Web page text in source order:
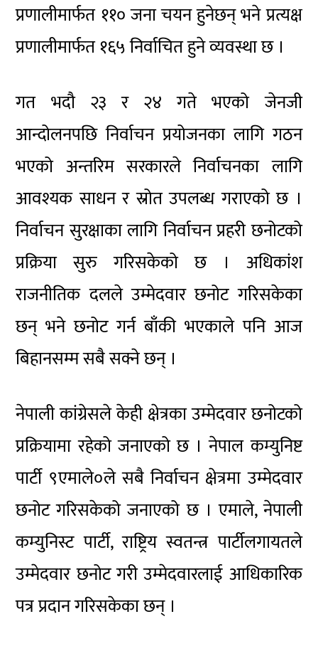
प्रणालीमार्फत ११० जना चयन हुनेछन् भने प्रत्यक्ष
प्रणालीमार्फत १६५ निर्वाचित हुने व्यवस्था छ ।
गत भदौ २३ र २४ गते भएको जेनजी
आन्दोलनपछि निर्वाचन प्रयोजनका लागि गठन
भएको अन्तरिम सरकारले निर्वाचनका लागि
आवश्यक साधन र स्रोत उपलब्ध गराएको छ ।
निर्वाचन सुरक्षाका लागि निर्वाचन प्रहरी छनोटको
प्रक्रिया सुरु गरिसकेको छ । अधिकांश
राजनीतिक दलले उम्मेदवार छनोट गरिसकेका
छन् भने छनोट गर्न बाँकी भएकाले पनि आज
बिहानसम्म सबै सक्ने छन् ।
नेपाली कांग्रेसले केही क्षेत्रका उम्मेदवार छनोटको
प्रक्रियामा रहेको जनाएको छ । नेपाल कम्युनिष्ट
पार्टी ९एमाले०ले सबै निर्वाचन क्षेत्रमा उम्मेदवार
छनोट गरिसकेको जनाएको छ । एमाले, नेपाली
कम्युनिस्ट पार्टी, राष्ट्रिय स्वतन्त्र पार्टीलगायतले
उम्मेदवार छनोट गरी उम्मेदवारलाई आधिकारिक
पत्र प्रदान गरिसकेका छन् ।